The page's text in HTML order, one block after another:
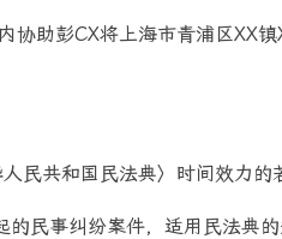
协助彭CX将上海市青浦区XX镇
民共和国民法典〉时间效力的
民事纠纷案件，适用民法典的